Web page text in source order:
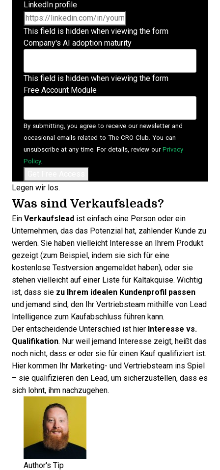
LinkedIn profile
This field is hidden when viewing the form
Company's AI adoption maturity
This field is hidden when viewing the form
Free Account Module
By submitting, you agree to receive our newsletter and
occasional emails related to The CRO Club. You can
unsubscribe at any time. For details, review our Privacy
Policy.
Legen wir los.
Was sind Verkaufsleads?
Ein Verkaufslead ist einfach eine Person oder ein
Unternehmen, das das Potenzial hat, zahlender Kunde zu
werden. Sie haben vielleicht Interesse an Ihrem Produkt
gezeigt (zum Beispiel, indem sie sich für eine
kostenlose Testversion angemeldet haben), oder sie
stehen vielleicht auf einer Liste für Kaltakquise. Wichtig
ist, dass sie zu Ihrem idealen Kundenprofil passen
und jemand sind, den Ihr Vertriebsteam mithilfe von Lead
Intelligence zum Kaufabschluss führen kann.
Der entscheidende Unterschied ist hier Interesse vs.
Qualifikation. Nur weil jemand Interesse zeigt, heißt das
noch nicht, dass er oder sie für einen Kauf qualifiziert ist.
Hier kommen Ihr Marketing- und Vertriebsteam ins Spiel
– sie qualifizieren den Lead, um sicherzustellen, dass es
sich lohnt, ihm nachzugehen.
Author's Tip